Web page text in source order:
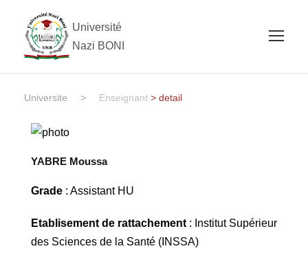
Université
Nazi BONI
Universite > Enseignant > detail
YABRE Moussa
Grade: Assistant HU
Etablisement de rattachement: Institut Supérieur
des Sciences de la Santé (INSSA)